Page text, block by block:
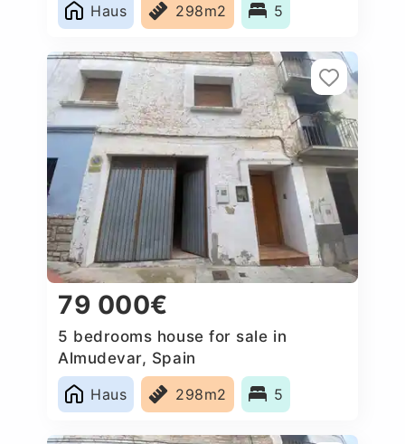
Haus
298m2 5
79 000€
5 bedrooms house for sale in
Almudevar, Spain
Haus
298m2 5